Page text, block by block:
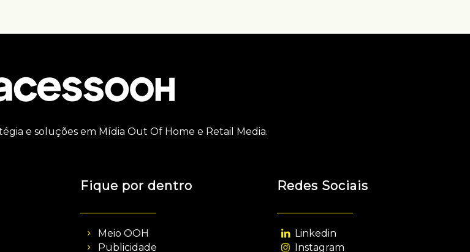
e soluções em Mídia Out Of Home e Retail Media.
Fique por dentro
Meio OOH
Publicidade
Redes Sociais
Linkedin
Instagram